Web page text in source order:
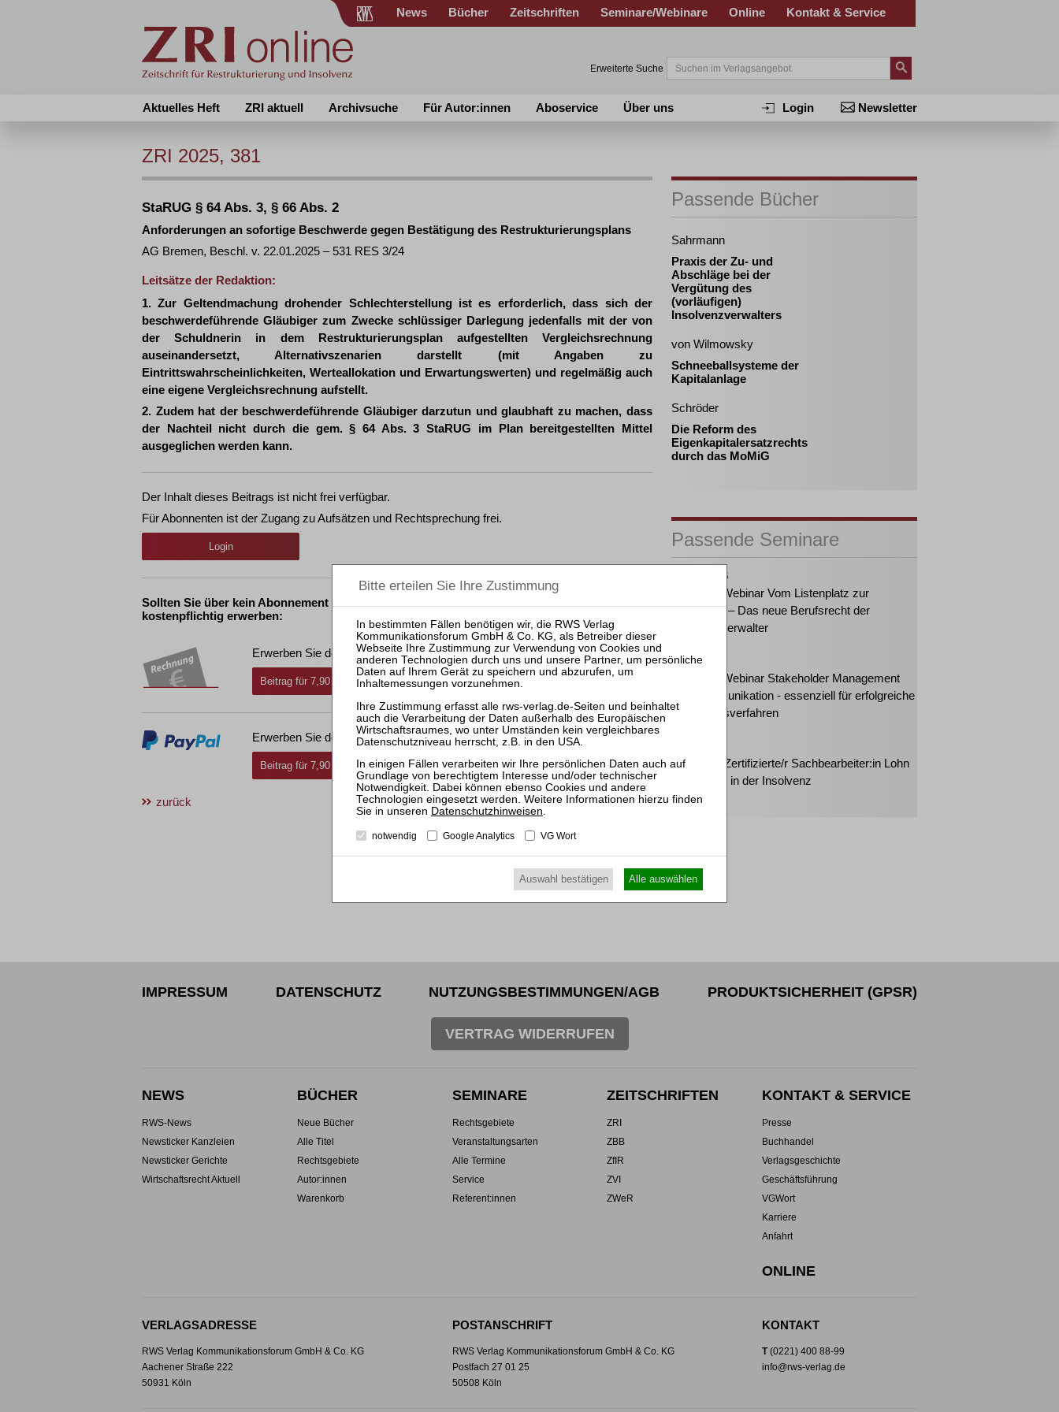
News Bücher Zeitschriften Seminare/Webinare Online Kontakt & Service
Erweiterte Suche
Aktuelles Heft ZRI aktuell Archivsuche Für Autor:innen Aboservice Über uns Newsletter
Login
ZRI 2025, 381
StaRUG § 64 Abs. 3, § 66 Abs. 2
Anforderungen an sofortige Beschwerde gegen Bestätigung des Restrukturierungsplans
AG Bremen, Beschl. v. 22.01.2025 – 531 RES 3/24
Leitsätze der Redaktion:
1. Zur Geltendmachung drohender Schlechterstellung ist es erforderlich, dass sich der
beschwerdeführende Gläubiger zum Zwecke schlüssiger Darlegung jedenfalls mit der von
der Schuldnerin in dem Restrukturierungsplan aufgestellten Vergleichsrechnung
auseinandersetzt, Alternativszenarien darstellt (mit Angaben zu
Eintrittswahrscheinlichkeiten, Werteallokation und Erwartungswerten) und regelmäßig auch
eine eigene Vergleichsrechnung aufstellt.
2. Zudem hat der beschwerdeführende Gläubiger darzutun und glaubhaft zu machen, dass
der Nachteil nicht durch die gem. § 64 Abs. 3 StaRUG im Plan bereitgestellten Mittel
ausgeglichen werden kann.
Der Inhalt dieses Beitrags ist nicht frei verfügbar.
Für Abonnenten ist der Zugang zu Aufsätzen und Rechtsprechung frei.
Login
Sollten Sie über kein Abonnement verfügen, können Sie den gewünschten Beitrag trotzdem
kostenpflichtig erwerben:
Erwerben Sie den gewünschten Beitrag kostenpflichtig per Rechnung.
Beitrag für 7,90 € inkl. 7 % MwSt. kaufen
Erwerben Sie den gewünschten Beitrag kostenpflichtig mitPayPal.
Beitrag für 7,90 € inkl. 7 % MwSt. kaufen
zurück
Passende Bücher
Sahrmann
Praxis der Zu- und
Abschläge bei der
Vergütung des
(vorläufigen)
Insolvenzverwalters
von Wilmowsky
Schneeballsysteme der
Kapitalanlage
Schröder
Die Reform des
Eigenkapitalersatzrechts
durch das MoMiG
Passende Seminare
25.08.2026
Praktiker-Webinar Vom Listenplatz zur
Zulassung – Das neue Berufsrecht der
Insolvenzverwalter
25.11.2026
Praktiker-Webinar Stakeholder Management
und Kommunikation - essenziell für erfolgreiche
Sanierungsverfahren
Frankfurt: Zertifizierte/r Sachbearbeiter:in Lohn
und Gehalt in der Insolvenz
IMPRESSUM DATENSCHUTZ NUTZUNGSBESTIMMUNGEN/AGB PRODUKTSICHERHEIT (GPSR)
VERTRAG WIDERRUFEN
NEWS
RWS-News
Newsticker Kanzleien
Newsticker Gerichte
Wirtschaftsrecht Aktuell
BÜCHER
Neue Bücher
Alle Titel
Rechtsgebiete
Autor:innen
Warenkorb
SEMINARE
Rechtsgebiete
Veranstaltungsarten
Alle Termine
Service
Referent:innen
ZEITSCHRIFTEN
ZRI
ZBB
ZfIR
ZVI
ZWeR
KONTAKT & SERVICE
Presse
Buchhandel
Verlagsgeschichte
Geschäftsführung
VGWort
Karriere
Anfahrt
ONLINE
VERLAGSADRESSE
RWS Verlag Kommunikationsforum GmbH & Co. KG
Aachener Straße 222
50931 Köln
POSTANSCHRIFT
RWS Verlag Kommunikationsforum GmbH & Co. KG
Postfach 27 01 25
50508 Köln
KONTAKT
T(0221) 400 88-99
info@rws-verlag.de
Datenschutzhinweisen.
notwendig Google Analytics VG Wort
Auswahl bestätigen Alle auswählen